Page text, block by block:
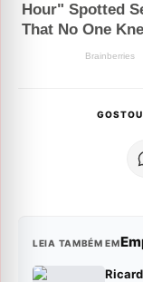
LEIA TAMBÉM EM